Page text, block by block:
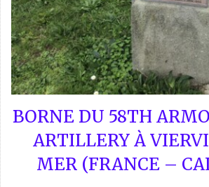
BORNE DU 58TH
ARTILLERY À
MER (FRANCE –